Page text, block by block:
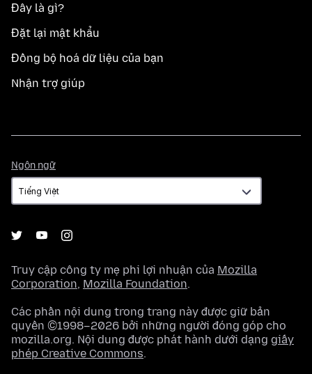
Đây là gì?
Đặt lại mật khẩu
Đồng bộ hoá dữ liệu của bạn
Nhận trợ giúp
Ngôn ngữ
ngữ
Truy cập công ty mẹ phi lợi nhuận của Mozilla
Corporation, Mozilla Foundation.
Các phần nội dung trong trang này được giữ bản
quyền ©1998–2026 bởi những người đóng góp cho
mozilla.org. Nội dung được phát hành dưới dạng giấy
phép Creative Commons.